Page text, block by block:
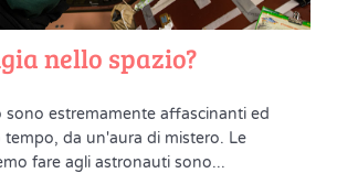
nello spazio?
sono estremamente affascinanti ed
tempo, da un'aura di mistero. Le
fare agli astronauti sono...